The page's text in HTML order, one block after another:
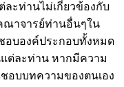
ละท่านไม่เกี่ยวข้องกับ
าจารย์ท่านอื่นๆใน
อบองค์ประกอบทั้งหมด
แต่ละท่าน หากมีความ
อบบทความของตนเอง